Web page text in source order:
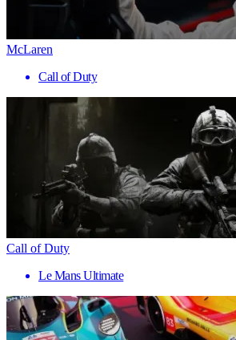
McLaren
Call of Duty
Call of Duty
Le Mans Ultimate